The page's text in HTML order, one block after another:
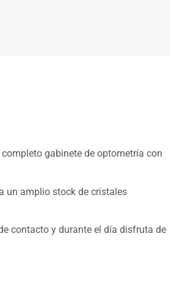
gabinete de optometría con
un amplio stock de cristales
contacto y durante el día disfruta de